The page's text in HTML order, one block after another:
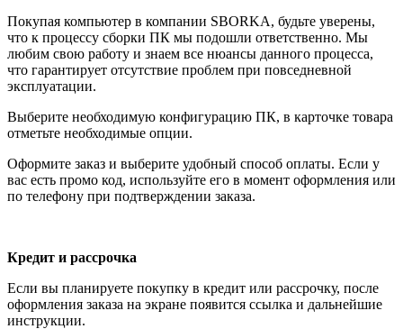
Покупая компьютер в компании SBORKA, будьте уверены,
что к процессу сборки ПК мы подошли ответственно. Мы
любим свою работу и знаем все нюансы данного процесса,
что гарантирует отсутствие проблем при повседневной
эксплуатации.
Выберите необходимую конфигурацию ПК, в карточке товара
отметьте необходимые опции.
Оформите заказ и выберите удобный способ оплаты. Если у
вас есть промо код, используйте его в момент оформления или
по телефону при подтверждении заказа.
Кредит и рассрочка
Если вы планируете покупку в кредит или рассрочку, после
оформления заказа на экране появится ссылка и дальнейшие
инструкции.